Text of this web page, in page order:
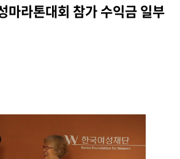
마라톤대회 참가 수익금 일부